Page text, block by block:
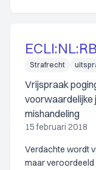
Strafrecht
Vrijspraak
voorwaardelijke
mishandeling
15 februari 2018
Verdachte wordt
maar